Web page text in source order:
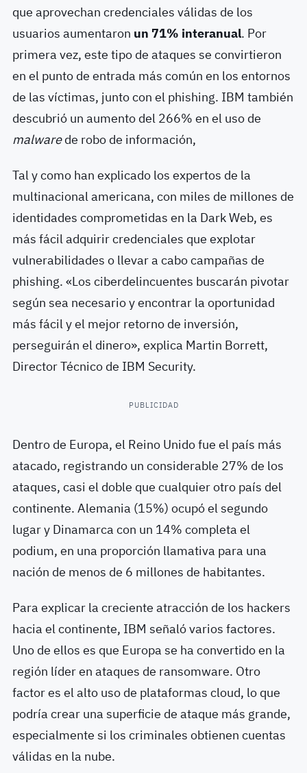
que aprovechan credenciales válidas de los
usuarios aumentaron un 71% interanual. Por
primera vez, este tipo de ataques se convirtieron
en el punto de entrada más común en los entornos
de las víctimas, junto con el phishing. IBM también
descubrió un aumento del 266% en el uso de
malwarede robo de información,
Tal y como han explicado los expertos de la
multinacional americana, con miles de millones de
identidades comprometidas en la Dark Web, es
más fácil adquirir credenciales que explotar
vulnerabilidades o llevar a cabo campañas de
phishing. «Los ciberdelincuentes buscarán pivotar
según sea necesario y encontrar la oportunidad
más fácil y el mejor retorno de inversión,
perseguirán el dinero», explica Martin Borrett,
Director Técnico de IBM Security.
PUBLICIDAD
Dentro de Europa, el Reino Unido fue el país más
atacado, registrando un considerable 27% de los
ataques, casi el doble que cualquier otro país del
continente. Alemania (15%) ocupó el segundo
lugar y Dinamarca con un 14% completa el
podium, en una proporción llamativa para una
nación de menos de 6 millones de habitantes.
Para explicar la creciente atracción de los hackers
hacia el continente, IBM señaló varios factores.
Uno de ellos es que Europa se ha convertido en la
región líder en ataques de ransomware. Otro
factor es el alto uso de plataformas cloud, lo que
podría crear una superficie de ataque más grande,
especialmente si los criminales obtienen cuentas
válidas en la nube.